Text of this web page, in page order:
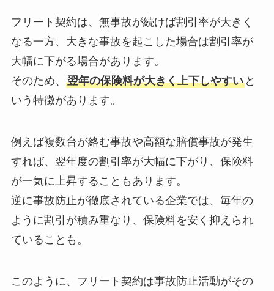
フリート契約は、無事故が続けば割引率が大きく
なる一方、大きな事故を起こした場合は割引率が
大幅に下がる場合があります。
そのため、 翌年の保険料が大きく上下しやすいと
いう特徴があります。
例えば複数台が絡む事故や高額な賠償事故が発生
すれば、翌年度の割引率が大幅に下がり、保険料
が一気に上昇することもあります。
逆に事故防止が徹底されている企業では、毎年の
ように割引が積み重なり、保険料を安く抑えられ
ていることも。
このように、フリート契約は事故防止活動がその